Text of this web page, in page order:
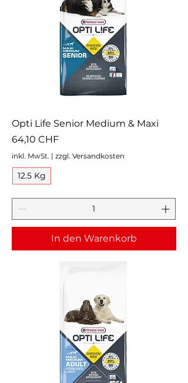
Opti Life Senior Medium & Maxi
Preis
64,10 CHF
inkl. MwSt. | zzgl. Versandkosten
12.5 Kg
In den Warenkorb